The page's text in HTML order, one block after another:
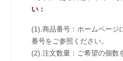
い：
(1).商品番号：ホームページ
番号をご参照ください。
(2).注文数量：ご希望の個数